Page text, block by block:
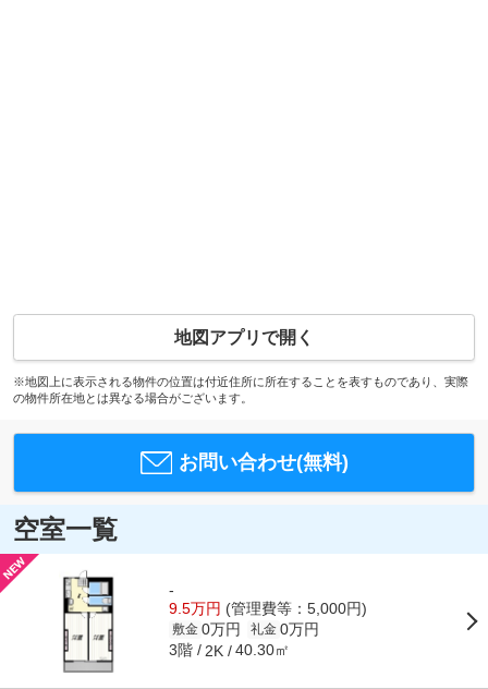
地図アプリで開く
※地図上に表示される物件の位置は付近住所に所在することを表すものであり、実際
の物件所在地とは異なる場合がございます。
お問い合わせ(無料)
空室一覧
-
9.5万円 (管理費等：5,000円)
敷金 0万円 礼金 0万円
3階 2K 40.30㎡